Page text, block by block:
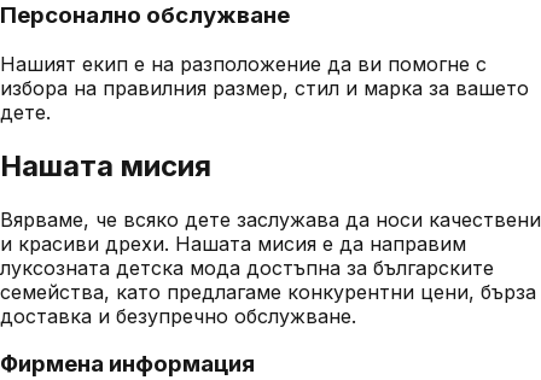
Персонално обслужване
Нашият екип е на разположение да ви помогне с
избора на правилния размер, стил и марка за вашето
дете.
Нашата мисия
Вярваме, че всяко дете заслужава да носи качествени
и красиви дрехи. Нашата мисия е да направим
луксозната детска мода достъпна за българските
семейства, като предлагаме конкурентни цени, бърза
доставка и безупречно обслужване.
Фирмена информация